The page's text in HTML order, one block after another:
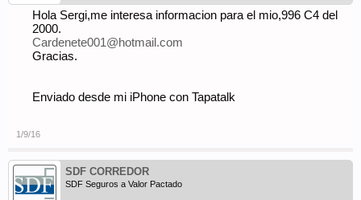
Hola Sergi,me interesa informacion para el mio,996 C4 del
2000.
Cardenete001@hotmail.com
Gracias.
Enviado desde mi iPhone con Tapatalk
1/9/16
SDF CORREDOR
SDF Seguros a Valor Pactado